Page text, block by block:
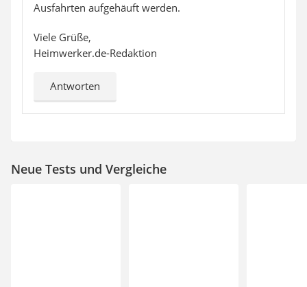
Ausfahrten aufgehäuft werden.
Viele Grüße,
Heimwerker.de-Redaktion
Antworten
Neue Tests und Vergleiche